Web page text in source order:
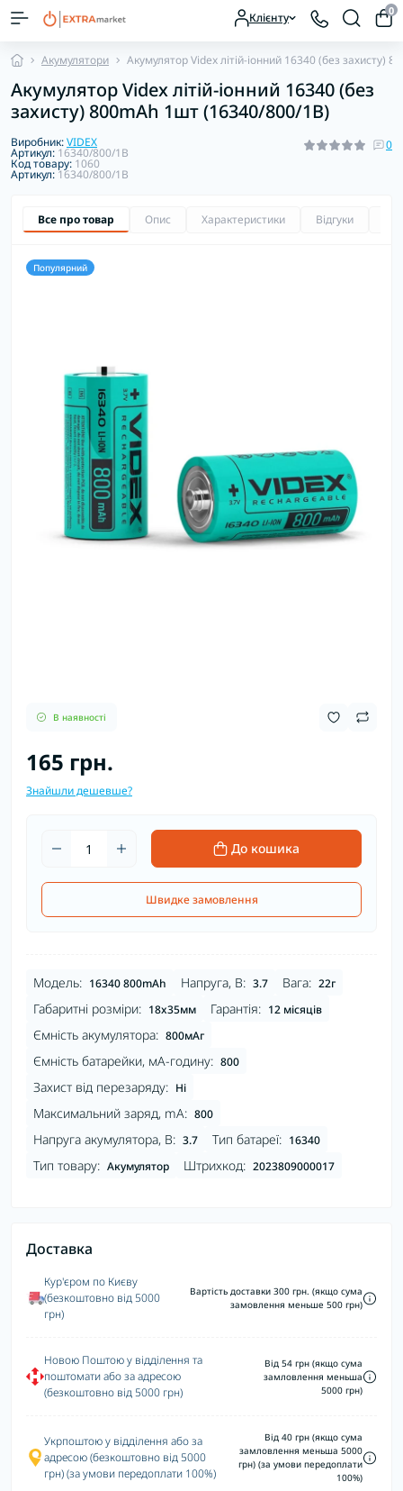
Клієнту 0
Акумулятори Акумулятор Videx літій-іонний 16340 (без захисту)
Акумулятор Videx літій-іонний 16340 (без
захисту) 800mAh 1шт (16340/800/1B)
Виробник:VIDEX
Артикул: 16340/800/1B
Код товару: 1060
Артикул: 16340/800/1B
0
Все про товар Опис Характеристики Відгуки
Популярний
В наявності
165 грн.
Знайшли дешевше?
До кошика
Швидке замовлення
Модель: 16340 800mAh Напруга, В: 3.7 Вага: 22г
Габаритні розміри: 18x35мм Гарантія: 12 місяців
Ємність акумулятора: 800мАг
Ємність батарейки, мА-годину: 800
Захист від перезаряду: Ні
Максимальний заряд, mA: 800
Напруга акумулятора, В: 3.7 Тип батареї: 16340
Тип товару: Акумулятор Штрихкод: 2023809000017
Доставка
Кур'єром по Києву
(безкоштовно від 5000
грн)
Вартість доставки 300 грн. (якщо сума
замовлення меньше 500 грн)
Новою Поштою у відділення та
поштомати або за адресою
(безкоштовно від 5000 грн)
Від 54 грн (якщо сума
замловлення меньша
5000 грн)
Укрпоштою у відділення або за
адресою (безкоштовно від 5000
грн) (за умови передоплати 100%)
Від 40 грн (якщо сума
замловлення меньша 5000
грн) (за умови передоплати
100%)